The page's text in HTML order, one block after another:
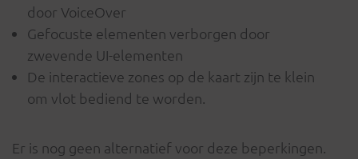
door VoiceOver
Gefocuste elementen verborgen door
zwevende UI-elementen
De interactieve zones op de kaart zijn te klein
om vlot bediend te worden.
Er is nog geen alternatief voor deze beperkingen.